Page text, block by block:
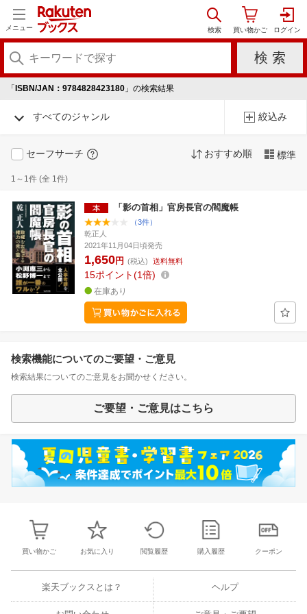
メニュー
「 ISBN/JAN：9784828423180 」の検索結果
すべてのジャンル 絞込み
セーフサーチ おすすめ順 標準
1～1件 (全 1件)
「影の首相」官房長官の閻魔帳
（3件）
乾正人
2021年11月04日頃発売
1,650円 (税込) 送料無料
15ポイント 1倍
在庫あり
検索機能についてのご要望・ご意見
検索結果についてのご意見をお聞かせください。
ご要望・ご意見はこちら
買い物かご お気に入り 閲覧履歴 購入履歴 クーポン
楽天ブックスとは？ ヘルプ